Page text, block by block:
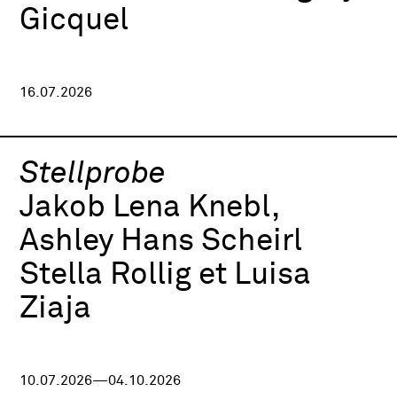
Gicquel
16.07.2026
Stellprobe
Jakob Lena Knebl,
Ashley Hans Scheirl
Stella Rollig et Luisa
Ziaja
10.07.2026—04.10.2026